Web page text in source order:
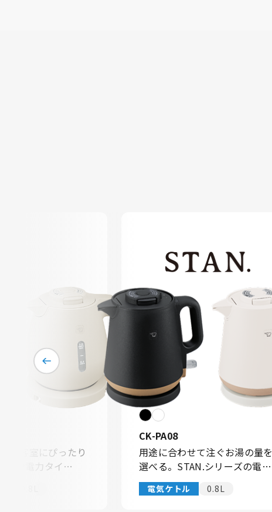
の客室にぴったり
消費電力タイ
CK-PA08
用途に合わせて注ぐお湯の量を
選べる。STAN.シリーズの電気
ケトル。
電気ケトル 0.8L